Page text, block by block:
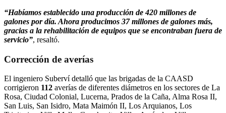
“Habíamos establecido una producción de 420 millones de
galones por día. Ahora producimos 37 millones de galones más,
gracias a la rehabilitación de equipos que se encontraban fuera de
servicio”, resaltó.
Corrección de averías
El ingeniero Suberví detalló que las brigadas de la CAASD
corrigieron 112 averías de diferentes diámetros en los sectores de La
Rosa, Ciudad Colonial, Lucerna, Prados de la Caña, Alma Rosa II,
San Luis, San Isidro, Mata Maimón II, Los Arquianos, Los